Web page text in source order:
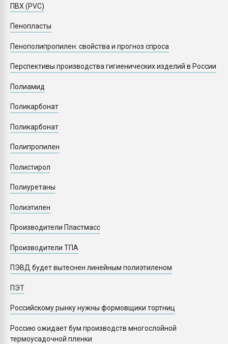
ПВХ (PVC)
Пенопласты
Пенополипропилен: свойства и прогноз спроса
Перспективы производства гигиенических изделий в России
Полиамид
Поликарбонат
Поликарбонат
Полипропилен
Полистирол
Полиуретаны
Полиэтилен
Производители Пластмасс
Производители ТПА
ПЭВД будет вытеснен линейным полиэтиленом
ПЭТ
Российскому рынку нужны формовщики тортниц
Россию ожидает бум производств многослойной
термоусадочной пленки